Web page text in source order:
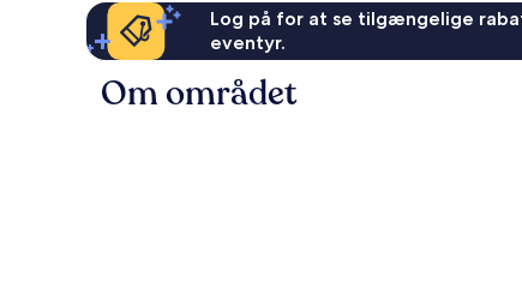
Log på for at se tilgængelige
eventyr.
Om området